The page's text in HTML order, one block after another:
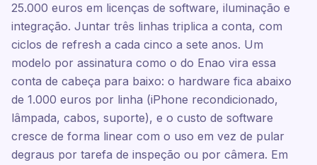
25.000 euros em licenças de software, iluminação e
integração. Juntar três linhas triplica a conta, com
ciclos de refresh a cada cinco a sete anos. Um
modelo por assinatura como o do Enao vira essa
conta de cabeça para baixo: o hardware fica abaixo
de 1.000 euros por linha (iPhone recondicionado,
lâmpada, cabos, suporte), e o custo de software
cresce de forma linear com o uso em vez de pular
degraus por tarefa de inspeção ou por câmera. Em